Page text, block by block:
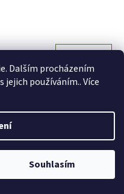
Dalším procházením
používáním.. Více
Souhlasím